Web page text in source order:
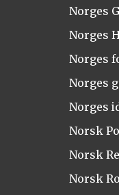
Norges
Norges
Norges
Norges
Norges
Norsk
Norsk
Norsk